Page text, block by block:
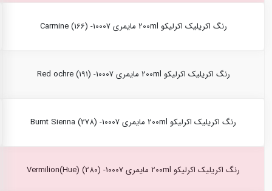
رنگ اکریلیک اکرلیکو 200ml مایمری Carmine (166) -10007
رنگ اکریلیک اکرلیکو 200ml مایمری Red ochre (191) -10007
رنگ اکریلیک اکرلیکو 200ml مایمری Burnt Sienna (278) -10007
رنگ اکریلیک اکرلیکو 200ml مایمری Vermilion(Hue) (280) -10007